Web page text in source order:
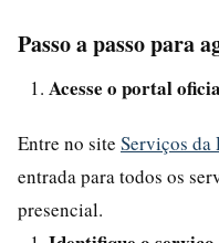
Passo a passo para
Acesse o portal
Entre no site Serviços da
entrada para todos os
presencial.